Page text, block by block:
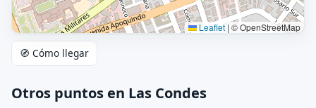
Leaflet | © OpenStreetMap
🧭 Cómo llegar
Otros puntos en Las Condes